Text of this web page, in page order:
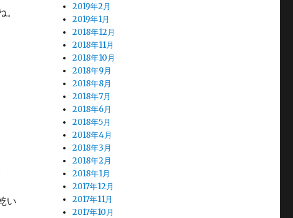
い
2019年2月
2019年1月
2018年12月
2018年11月
2018年10月
2018年9月
2018年8月
2018年7月
2018年6月
2018年5月
2018年4月
2018年3月
2018年2月
2018年1月
2017年12月
2017年11月
2017年10月